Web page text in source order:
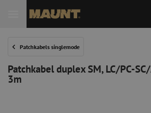
Patchkabels singlemode
Patchkabel duplex SM, LC/PC-
3m